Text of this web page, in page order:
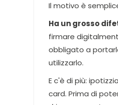
Il motivo è
Ha un grosso
firmare
obbligato a
utilizzarlo.
E c'è di più:
card. Prima di